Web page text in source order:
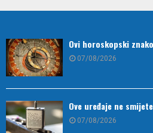
Ovi horoskopski
07/08/2026
Ove uređaje ne
07/08/2026